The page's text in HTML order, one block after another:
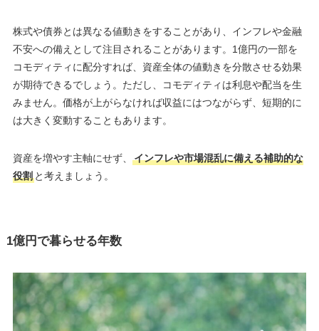
株式や債券とは異なる値動きをすることがあり、インフレや金融
不安への備えとして注目されることがあります。1億円の一部を
コモディティに配分すれば、資産全体の値動きを分散させる効果
が期待できるでしょう。ただし、コモディティは利息や配当を生
みません。価格が上がらなければ収益にはつながらず、短期的に
は大きく変動することもあります。
資産を増やす主軸にせず、
インフレや市場混乱に備える補助的な
役割と考えましょう。
1億円で暮らせる年数